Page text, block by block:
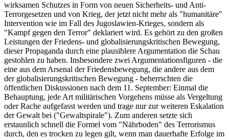
wirksamen Schutzes in Form von neuen Sicherheits- und Anti-
Terrorgesetzen und von Krieg, der jetzt nicht mehr als "humanitäre"
Intervention wie im Fall des Jugoslawien-Krieges, sondern als
"Kampf gegen den Terror" deklariert wird. Es gehört zu den großen
Leistungen der Friedens- und globalisierungskritischen Bewegung,
dieser Propaganda durch eine plausiblere Argumentation die Schau
gestohlen zu haben. Insbesondere zwei Argumentationsfiguren - die
eine aus dem Arsenal der Friedensbewegung, die andere aus dem
der globalisierungskritischen Bewegung - beherrschten die
öffentlichen Diskussionen nach dem 11. September: Einmal die
Behauptung, jede Art militärischen Vorgehens müsse als Vergeltung
oder Rache aufgefasst werden und trage nur zur weiteren Eskalation
der Gewalt bei ("Gewaltspirale"). Zum anderen setzte sich
erstaunlich schnell die Formel vom "Nährboden" des Terrorismus
durch, den es trocken zu legen gilt, wenn man dauerhafte Erfolge im